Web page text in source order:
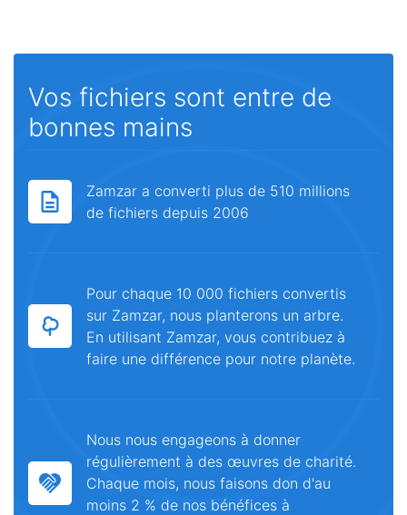
Vos fichiers sont entre de
bonnes mains
Zamzar a converti plus de 510 millions
de fichiers depuis 2006
Pour chaque 10 000 fichiers convertis
sur Zamzar, nous planterons un arbre.
En utilisant Zamzar, vous contribuez à
faire une différence pour notre planète.
Nous nous engageons à donner
régulièrement à des œuvres de charité.
Chaque mois, nous faisons don d'au
moins 2 % de nos bénéfices à